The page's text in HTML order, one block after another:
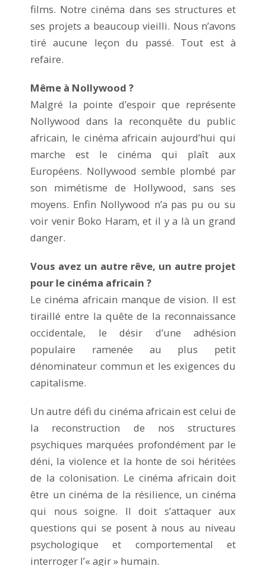
films. Notre cinéma dans ses structures et
ses projets a beaucoup vieilli. Nous n’avons
tiré aucune leçon du passé. Tout est à
refaire.
Même à Nollywood ?
Malgré la pointe d’espoir que représente
Nollywood dans la reconquête du public
africain, le cinéma africain aujourd’hui qui
marche est le cinéma qui plaît aux
Européens. Nollywood semble plombé par
son mimétisme de Hollywood, sans ses
moyens. Enfin Nollywood n’a pas pu ou su
voir venir Boko Haram, et il y a là un grand
danger.
Vous avez un autre rêve, un autre projet
pour le cinéma africain ?
Le cinéma africain manque de vision. Il est
tiraillé entre la quête de la reconnaissance
occidentale, le désir d’une adhésion
populaire ramenée au plus petit
dénominateur commun et les exigences du
capitalisme.
Un autre défi du cinéma africain est celui de
la reconstruction de nos structures
psychiques marquées profondément par le
déni, la violence et la honte de soi héritées
de la colonisation. Le cinéma africain doit
être un cinéma de la résilience, un cinéma
qui nous soigne. Il doit s’attaquer aux
questions qui se posent à nous au niveau
psychologique et comportemental et
interroger l’« agir » humain.